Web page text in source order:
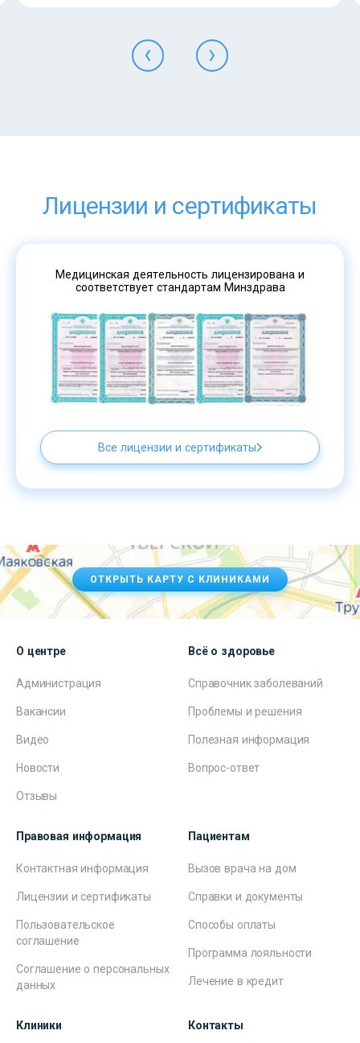
Лицензии и сертификаты
Медицинская деятельность лицензирована и
соответствует стандартам Минздрава
Все лицензии и сертификаты
ОТКРЫТЬ КАРТУ С КЛИНИКАМИ
О центре
Администрация
Вакансии
Видео
Новости
Отзывы
Всё о здоровье
Справочник заболеваний
Проблемы и решения
Полезная информация
Вопрос-ответ
Правовая информация
Контактная информация
Лицензии и сертификаты
Пользовательское
соглашение
Соглашение о персональных
данных
Пациентам
Вызов врача на дом
Справки и документы
Способы оплаты
Программа лояльности
Лечение в кредит
Клиники Контакты